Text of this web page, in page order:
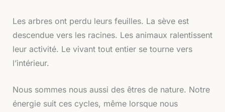
Les arbres ont perdu leurs feuilles. La sève est
descendue vers les racines. Les animaux ralentissent
leur activité. Le vivant tout entier se tourne vers
l’intérieur.
Nous sommes nous aussi des êtres de nature. Notre
énergie suit ces cycles, même lorsque nous